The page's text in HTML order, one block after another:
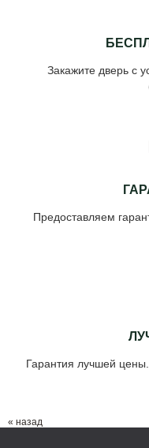
Закажите дверь с
Предоставляем
Гарантия лучшей
« назад